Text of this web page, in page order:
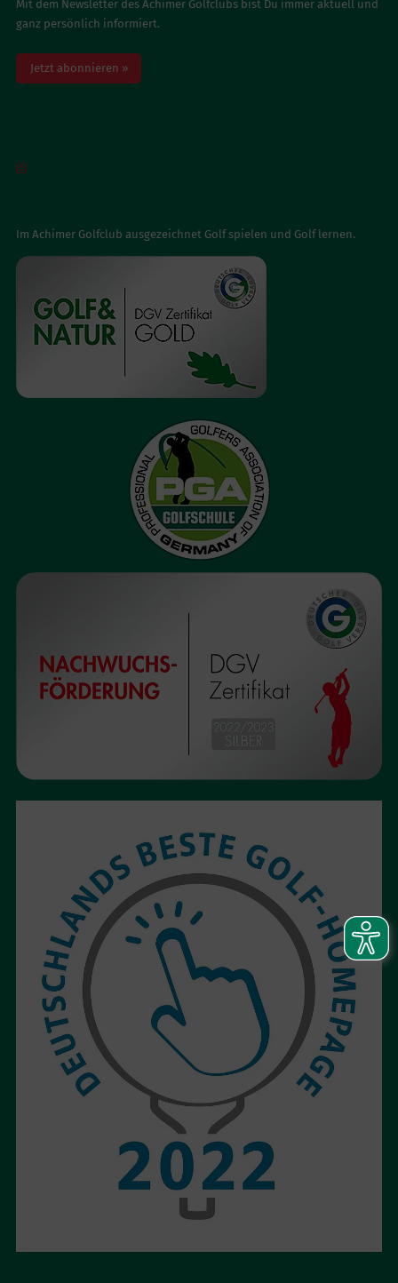
Mit dem Newsletter des Achimer Golfclubs bist Du immer aktuell und
ganz persönlich informiert.
Jetzt abonnieren »

Im Achimer Golfclub ausgezeichnet Golf spielen und Golf lernen.